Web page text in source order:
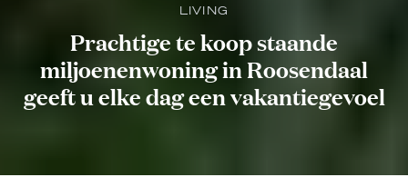
LIVING
Prachtige te koop staande
miljoenenwoning in Roosendaal
geeft u elke dag een vakantiegevoel